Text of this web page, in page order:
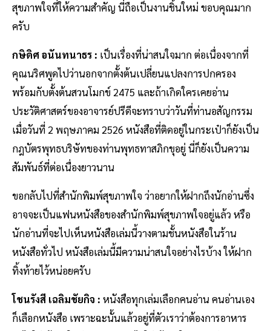
สุขภาพใจที่ให้ความสำคัญ นี่ถือเป็นงานชิ้นใหม่ ขอบคุณมาก
ครับ
กษิดิศ อนันทนาธร : เป็นเรื่องที่น่าสนใจมาก ต่อเนื่องจากที่
คุณนริศพูดไปว่านอกจากตั้งต้นเปลี่ยนแปลงการปกครอง
พร้อมกับตั้งต้นสวนโมกข์ 2475 และถ้าเกิดใครเคยอ่าน
ประวัติศาสตร์ของอาจารย์ปรีดีจะทราบว่าวันที่ท่านอสัญกรรม
เมื่อวันที่ 2 พฤษภาคม 2526 หนังสือที่ติดอยู่ในกระเป๋าก็ยังเป็น
กฎบัตรพุทธบริษัทของท่านพุทธทาสภิกขุอยู่ นี่ก็ยังเป็นความ
สัมพันธ์ที่ต่อเนื่องยาวนาน
ขอกลับไปที่สำนักพิมพ์สุขภาพใจ ว่าอยากให้ฝากถึงนักอ่านซึ่ง
อาจจะเป็นแฟนหนังสือของสำนักพิมพ์สุขภาพใจอยู่แล้ว หรือ
นักอ่านที่จะไปเห็นหนังสือเล่มนี้วางตามชั้นหนังสือในร้าน
หนังสือทั่วไป หนังสือเล่มนี้มีความน่าสนใจอย่างไรบ้าง ให้ฝาก
ทิ้งท้ายไว้หน่อยครับ
โชนรังสี เฉลิมชัยกิจ : หนังสือทุกเล่มเลือกคนอ่าน คนอ่านเอง
ก็เลือกหนังสือ เพราะฉะนั้นแล้วอยู่ที่ตัวเราว่าต้องการอาหาร